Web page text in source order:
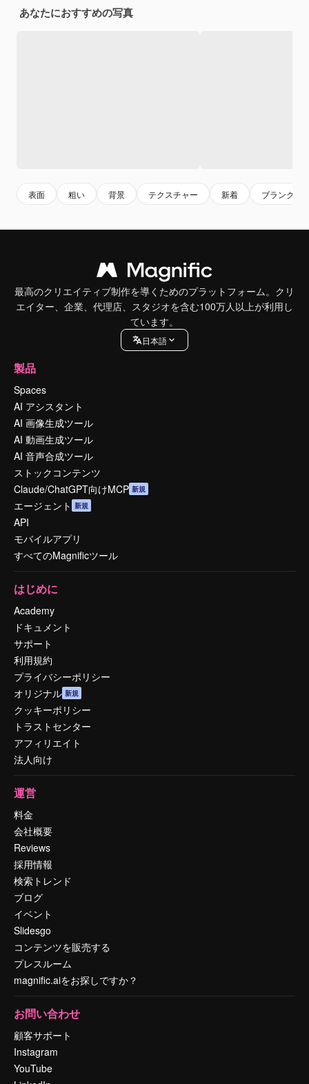
あなたにおすすめの写真
表面 粗い 背景 テクスチャー 新着 ブランク
最高のクリエイティブ制作を導くためのプラットフォーム。クリ
エイター、企業、代理店、スタジオを含む100万人以上が利用し
ています。
日本語
製品
Spaces
AI アシスタント
AI 画像生成ツール
AI 動画生成ツール
AI 音声合成ツール
ストックコンテンツ
Claude/ChatGPT向けMCP 新規
エージェント 新規
API
モバイルアプリ
すべてのMagnificツール
はじめに
Academy
ドキュメント
サポート
利用規約
プライバシーポリシー
オリジナル 新規
クッキーポリシー
トラストセンター
アフィリエイト
法人向け
運営
料金
会社概要
Reviews
採用情報
検索トレンド
ブログ
イベント
Slidesgo
コンテンツを販売する
プレスルーム
magnific.aiをお探しですか？
お問い合わせ
顧客サポート
Instagram
YouTube